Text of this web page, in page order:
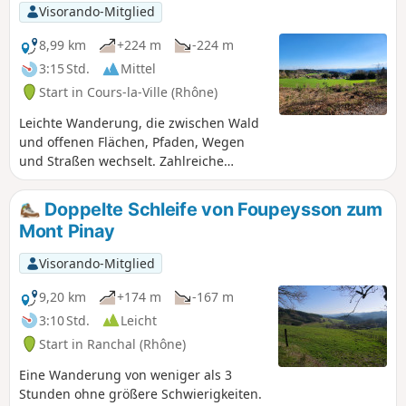
Visorando-Mitglied
8,99 km
+224 m
-224 m
3:15 Std.
Mittel
Start in Cours-la-Ville (Rhône)
Leichte Wanderung, die zwischen Wald
und offenen Flächen, Pfaden, Wegen
und Straßen wechselt. Zahlreiche
Aussichtspunkte auf die umliegende
Landschaft bis hin zu den Monts de la
Madeleine und dem Forez. Zu beachten
ist, dass ein Teil der Strecke, von (3) bis
(5), einer größeren, aber wenig
begehenen Straße folgt. Zwischen (1)
und (5) verläuft die Strecke in offenem
Gelände: Bei heißem Wetter Wasser und
Kopfbedeckung mitnehmen. Der Rest
der Strecke liegt größtenteils im Wald.
Doppelte Schleife von Foupeysson zum
Mont Pinay
Visorando-Mitglied
9,20 km
+174 m
-167 m
3:10 Std.
Leicht
Start in Ranchal (Rhône)
Eine Wanderung von weniger als 3
Stunden ohne größere Schwierigkeiten.